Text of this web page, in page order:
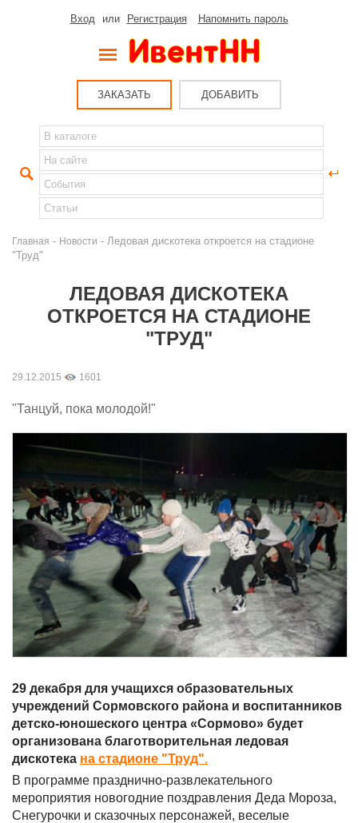
Вход или Регистрация Напомнить пароль
ЗАКАЗАТЬ ДОБАВИТЬ
Главная - Новости - Ледовая дискотека откроется на стадионе
"Труд"
ЛЕДОВАЯ ДИСКОТЕКА
ОТКРОЕТСЯ НА СТАДИОНЕ
"ТРУД"
29.12.2015 1601
"Танцуй, пока молодой!"
29 декабря для учащихся образовательных
учреждений Сормовского района и воспитанников
детско-юношеского центра «Сормово» будет
организована благотворительная ледовая
дискотека на стадионе "Труд".
В программе празднично-развлекательного
мероприятия новогодние поздравления Деда Мороза,
Снегурочки и сказочных персонажей, веселые